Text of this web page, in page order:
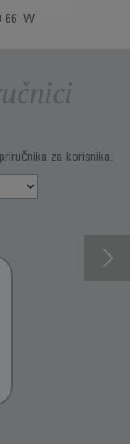
66 W
za korisnika: